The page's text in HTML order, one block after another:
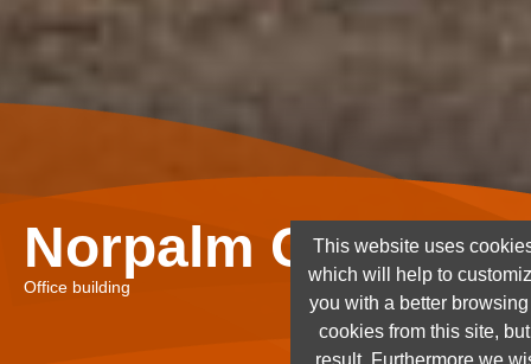
Norpalm Ghana
Office building
This website uses
which will help to
you with a better
cookies from this site,
result. Furthermore we